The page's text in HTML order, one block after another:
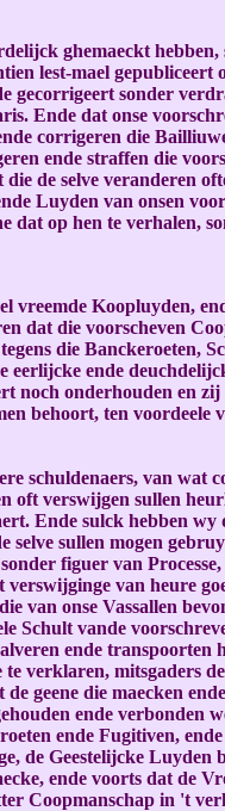
ghemaeckt
lest-mael
sonder
Ende dat onse
corrigeren die
ende straffen die
de selve veranderen
Luyden van onsen
op hen te verhalen,
Koopluyden,
dat die voorscheven
die Banckeroeten,
eerlijcke ende
onderhouden en
behoort, ten
schuldenaers, van
verswijgen sullen
Ende sulck hebben
sullen mogen
figuer van
van heure
van onse Vassallen
Schult vande
ende
verklaren, mitsgaders
geene die maecken
ende verbonden
ende Fugitiven,
de Geestelijcke
ende voorts dat de
Coopmanschap in 't